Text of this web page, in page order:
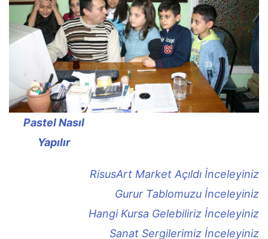
Pastel Nasıl
Yapılır
RisusArt Market Açıldı İnceleyiniz
Gurur Tablomuzu İnceleyiniz
Hangi Kursa Gelebiliriz İnceleyiniz
Sanat Sergilerimiz İnceleyiniz